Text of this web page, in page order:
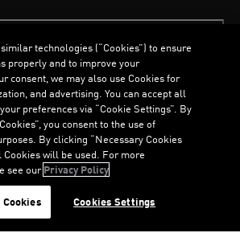
ملفات تعريف الارتباطسياسة
جميع الحقوق محفوظة © PUMA, 2026
technologies (“Cookies”) to ensure
properly and to improve your
consent, we may also use Cookies for
and advertising. You can accept all
preferences via “Cookie Settings”. By
you consent to the use of
By clicking “Necessary Cookies
Cookies will be used. For more
see ourPrivacy Policy.
Cookies Settings
Cookies